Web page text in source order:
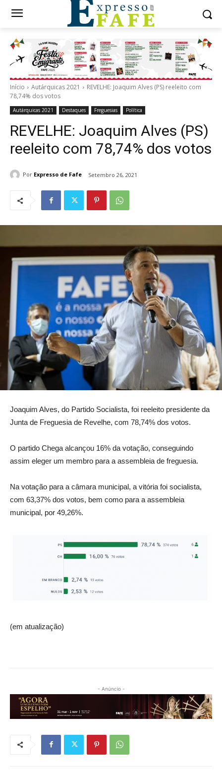
Início Autárquicas 2021
REVELHE: Joaquim Alves (PS) reeleito com
78,74% dos votos
Autárquicas 2021 Destaques Freguesias Política
REVELHE: Joaquim Alves (PS)
reeleito com 78,74% dos votos
Por Expresso de Fafe Setembro 26, 2021
Joaquim Alves, do Partido Socialista, foi reeleito presidente da
Junta de Freguesia de Revelhe, com 78,74% dos votos.
O partido Chega alcançou 16% da votação, conseguindo
assim eleger um membro para a assembleia de freguesia.
Na votação para a câmara municipal, a vitória foi socialista,
com 63,37% dos votos, bem como para a assembleia
municipal, por 49,26%.
(em atualização)
- Anúncio -